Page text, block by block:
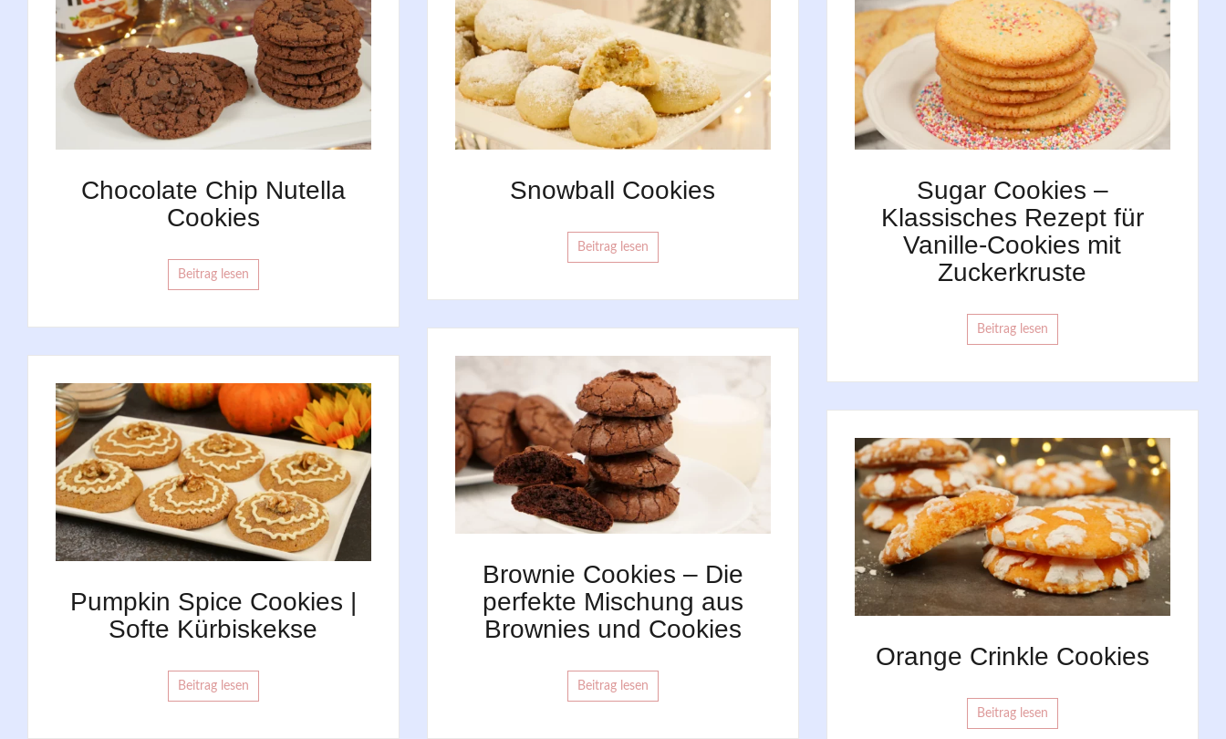
Chocolate Chip Nutella
Cookies
Beitrag lesen
Snowball Cookies
Beitrag lesen
Sugar Cookies –
Klassisches Rezept für
Vanille-Cookies mit
Zuckerkruste
Beitrag lesen
Brownie Cookies – Die
perfekte Mischung aus
Brownies und Cookies
Beitrag lesen
Pumpkin Spice Cookies |
Softe Kürbiskekse
Beitrag lesen
Orange Crinkle Cookies
Beitrag lesen